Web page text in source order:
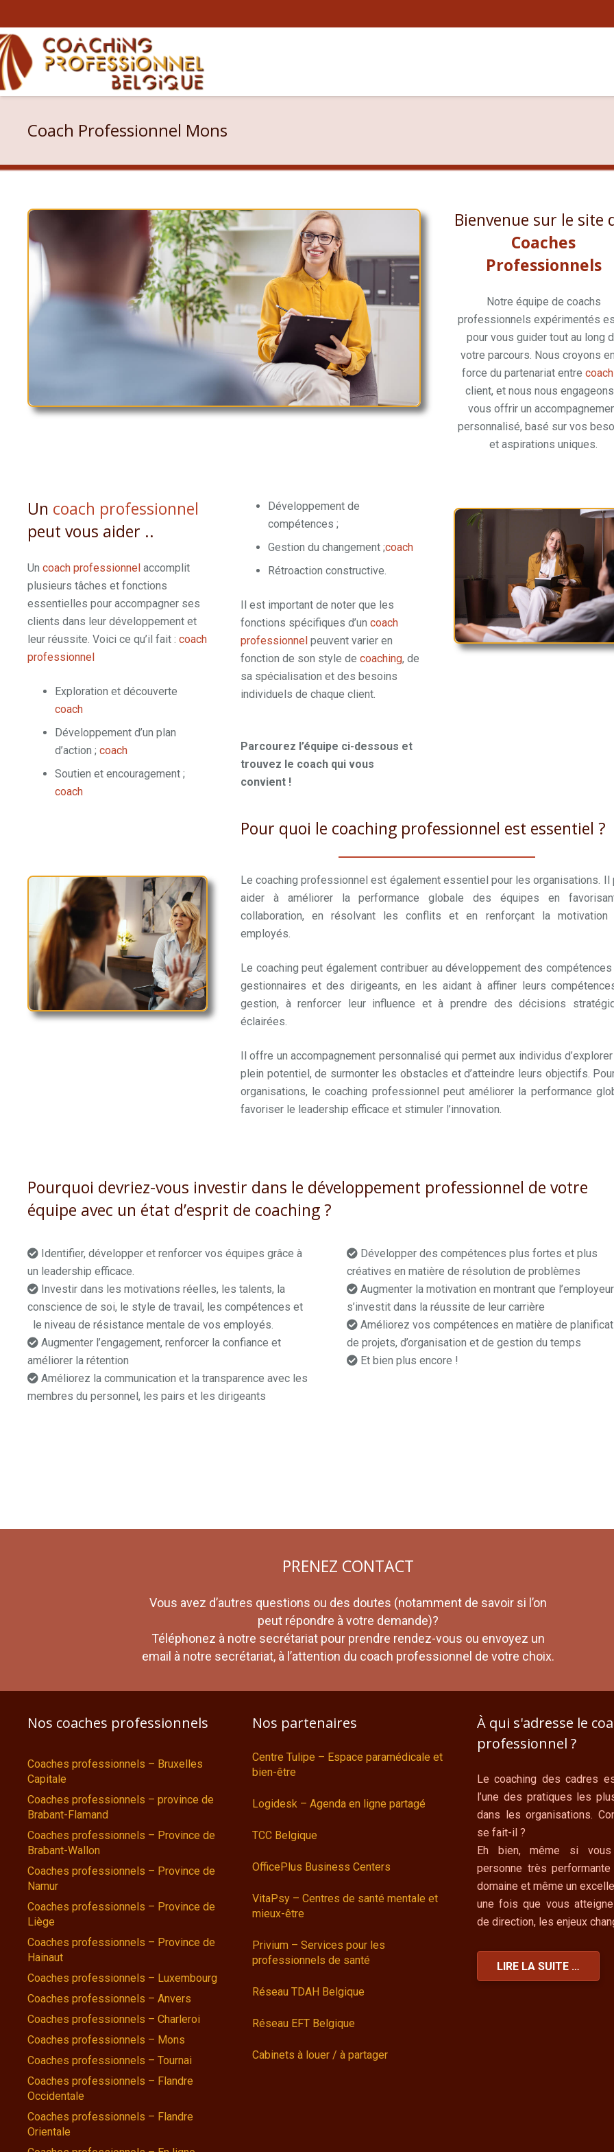
Coach Professionnel Mons
Bienvenue sur le site
Coaches
Professionnels
Notre équipe de coachs
professionnels expérimentés
pour vous guider tout au long
votre parcours. Nous croyons
force du partenariat entre coach
client, et nous nous
vous offrir un
personnalisé, basé sur vos
et aspirations uniques.
Un coach professionnel
peut vous aider ..
Un coach professionnel accomplit
plusieurs tâches et fonctions
essentielles pour accompagner ses
clients dans leur développement et
leur réussite. Voici ce qu’il fait : coach
professionnel
Exploration et découverte
coach
Développement d’un plan
d’action ; coach
Soutien et encouragement ;
coach
Développement de
compétences ;
Gestion du changement ;coach
Rétroaction constructive.
Il est important de noter que les
fonctions spécifiques d’un coach
professionnelpeuvent varier en
fonction de son style de coaching, de
sa spécialisation et des besoins
individuels de chaque client.
Parcourez l’équipe ci-dessous et
trouvez le coach qui vous
convient !
Pour quoi le coaching professionnel est essentiel ?
Le coaching professionnel est également essentiel pour les organisations. Il
aider à améliorer la performance globale des équipes en
collaboration, en résolvant les conflits et en renforçant la motivation
employés.
Le coaching peut également contribuer au développement des
gestionnaires et des dirigeants, en les aidant à affiner leurs
gestion, à renforcer leur influence et à prendre des décisions
éclairées.
Il offre un accompagnement personnalisé qui permet aux individus
plein potentiel, de surmonter les obstacles et d’atteindre leurs objectifs.
organisations, le coaching professionnel peut améliorer la performance
favoriser le leadership efficace et stimuler l’innovation.
Pourquoi devriez-vous investir dans le développement professionnel de votre
équipe avec un état d’esprit de coaching ?
Identifier, développer et renforcer vos équipes grâce à
un leadership efficace.
Investir dans les motivations réelles, les talents, la
conscience de soi, le style de travail, les compétences et
le niveau de résistance mentale de vos employés.
Augmenter l’engagement, renforcer la confiance et
améliorer la rétention
Améliorez la communication et la transparence avec les
membres du personnel, les pairs et les dirigeants
Développer des compétences plus fortes et plus
créatives en matière de résolution de problèmes
Augmenter la motivation en montrant que l’employeur
s’investit dans la réussite de leur carrière
Améliorez vos compétences en matière de
de projets, d’organisation et de gestion du temps
Et bien plus encore !
PRENEZ CONTACT
Vous avez d’autres questions ou des doutes (notamment de savoir si l’on
peut répondre à votre demande)?
Téléphonez à notre secrétariat pour prendre rendez-vous ou envoyez un
email à notre secrétariat, à l’attention du coach professionnel de votre choix.
Nos coaches professionnels
Coaches professionnels – Bruxelles
Capitale
Coaches professionnels – province de
Brabant-Flamand
Coaches professionnels – Province de
Brabant-Wallon
Coaches professionnels – Province de
Namur
Coaches professionnels – Province de
Liège
Coaches professionnels – Province de
Hainaut
Coaches professionnels – Luxembourg
Coaches professionnels – Anvers
Coaches professionnels – Charleroi
Coaches professionnels – Mons
Coaches professionnels – Tournai
Coaches professionnels – Flandre
Occidentale
Coaches professionnels – Flandre
Orientale
Nos partenaires
Centre Tulipe – Espace paramédicale et
bien-être
Logidesk – Agenda en ligne partagé
TCC Belgique
OfficePlus Business Centers
VitaPsy – Centres de santé mentale et
mieux-être
Privium – Services pour les
professionnels de santé
Réseau TDAH Belgique
Réseau EFT Belgique
Cabinets à louer / à partager
À qui s'adresse le
professionnel ?
Le coaching des cadres
l’une des pratiques les
dans les organisations.
se fait-il ?
Eh bien, même si
personne très
domaine et même un
une fois que vous
de direction, les enjeux
LIRE LA SUITE …